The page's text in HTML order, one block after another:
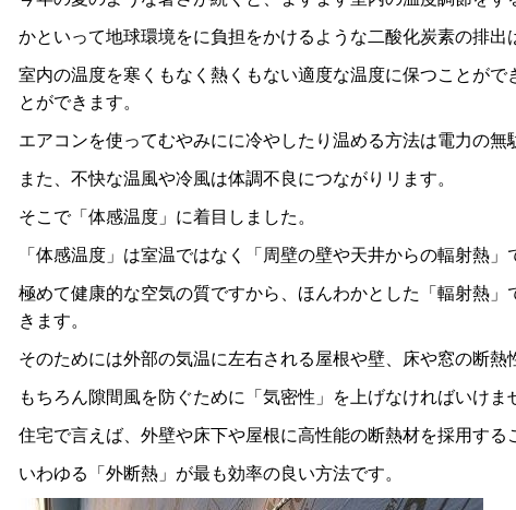
かといって地球環境をに負担をかけるような二酸化炭素の排出
室内の温度を寒くもなく熱くもない適度な温度に保つことがで
とができます。
エアコンを使ってむやみにに冷やしたり温める方法は電力の無
また、不快な温風や冷風は体調不良につながりリます。
そこで「体感温度」に着目しました。
「体感温度」は室温ではなく「周壁の壁や天井からの輻射熱」
極めて健康的な空気の質ですから、ほんわかとした「輻射熱
きます。
そのためには外部の気温に左右される屋根や壁、床や窓の断熱
もちろん隙間風を防ぐために「気密性」を上げなければいけま
住宅で言えば、外壁や床下や屋根に高性能の断熱材を採用する
いわゆる「外断熱」が最も効率の良い方法です。